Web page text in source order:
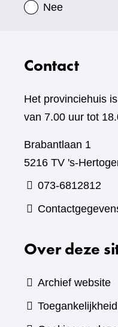
Nee
Contact
Het provinciehuis
van 7.00 uur tot
Brabantlaan 1
5216 TV 's-
073-6812812
Over deze
Archief website
Toegankelijkheid